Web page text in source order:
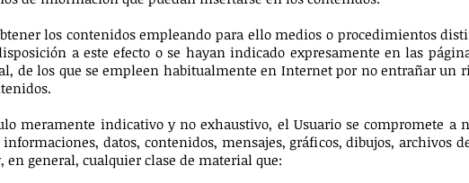
los contenidos empleando para ello medios o procedimientos
a este efecto o se hayan indicado expresamente en las
de los que se empleen habitualmente en Internet por no entrañar un
meramente indicativo y no exhaustivo, el Usuario se compromete
datos, contenidos, mensajes, gráficos, dibujos, archivos
en general, cualquier clase de material que: